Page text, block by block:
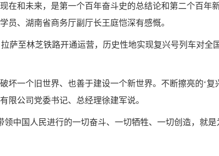
在和未来，是第一个百年奋斗史的总结论和第二个百年
员、湖南省商务厅副厅长王庭恺深有感慨。
萨至林芝铁路开通运营，历史性地实现复兴号列车对全
坏一个旧世界、也善于建设一个新世界。不断擦亮的‘复
限公司党委书记、总经理徐建军说。
中国人民进行的一切奋斗、一切牺牲、一切创造，就是